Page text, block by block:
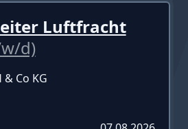
Luftfracht
d)
Co KG